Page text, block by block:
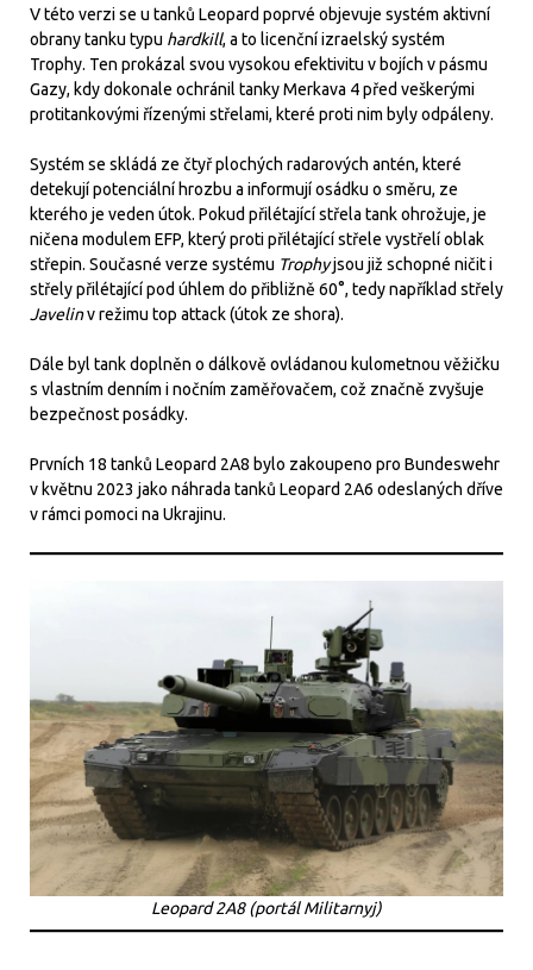
V této verzi se u tanků Leopard poprvé objevuje systém aktivní
obrany tanku typu hardkill, a to licenční izraelský systém
Trophy. Ten prokázal svou vysokou efektivitu v bojích v pásmu
Gazy, kdy dokonale ochránil tanky Merkava 4 před veškerými
protitankovými řízenými střelami, které proti nim byly odpáleny.
Systém se skládá ze čtyř plochých radarových antén, které
detekují potenciální hrozbu a informují osádku o směru, ze
kterého je veden útok. Pokud přilétající střela tank ohrožuje, je
ničena modulem EFP, který proti přilétající střele vystřelí oblak
střepin. Současné verze systému Trophyjsou již schopné ničit i
střely přilétající pod úhlem do přibližně 60°, tedy například střely
Javelinv režimu top attack (útok ze shora).
Dále byl tank doplněn o dálkově ovládanou kulometnou věžičku
s vlastním denním i nočním zaměřovačem, což značně zvyšuje
bezpečnost posádky.
Prvních 18 tanků Leopard 2A8 bylo zakoupeno pro Bundeswehr
v květnu 2023 jako náhrada tanků Leopard 2A6 odeslaných dříve
v rámci pomoci na Ukrajinu.
Leopard 2A8 (portál Militarnyj)